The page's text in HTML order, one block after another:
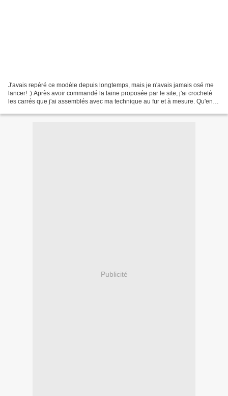
J'avais repéré ce modèle depuis longtemps, mais je n'avais jamais osé me
lancer! :) Après avoir commandé la laine proposée par le site, j'ai crocheté
les carrés que j'ai assemblés avec ma technique au fur et à mesure. Qu'en
Publicité